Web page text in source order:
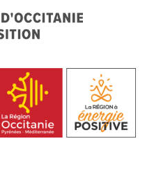
| Territoires
la Transition